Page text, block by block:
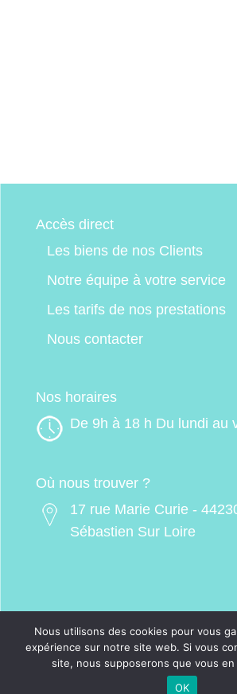
Accès direct
Les biens de nos Clients
Notre équipe à votre service
Les tarifs de nos prestations
Nous contacter
Nos horaires
De 9h à 18 h Du lundi au
Où nous trouver ?
17 rue Marie Curie -
Sébastien Sur Loire
© digimo transactions -
légales
Nous utilisons des cookies pour vous
expérience sur notre site web. Si vous
site, nous supposerons que vous
OK